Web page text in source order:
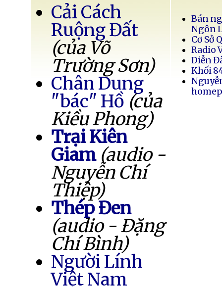
Cải Cách
Ruộng Đất
(của Võ
Trường Sơn)
Chân Dung
"bác" Hồ (của
Kiều Phong)
Trại Kiên
Giam (audio -
Nguyễn Chí
Thiệp)
Thép Đen
(audio - Đặng
Chí Bình)
Người Lính
Việt Nam
Bán
Ngôn
Cơ Sở
Radio
Diễn
Khối